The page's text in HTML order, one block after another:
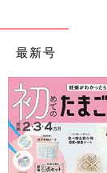
最新号